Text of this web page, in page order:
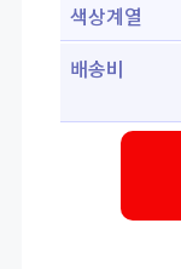
색상계열
배송비